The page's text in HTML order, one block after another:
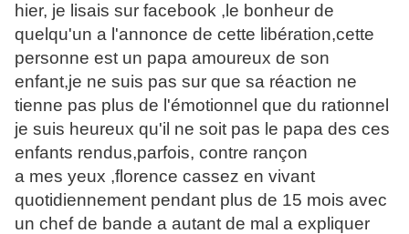
hier, je lisais sur facebook ,le bonheur de
quelqu'un a l'annonce de cette libération,cette
personne est un papa amoureux de son
enfant,je ne suis pas sur que sa réaction ne
tienne pas plus de l'émotionnel que du rationnel
je suis heureux qu'il ne soit pas le papa des ces
enfants rendus,parfois, contre rançon
a mes yeux ,florence cassez en vivant
quotidiennement pendant plus de 15 mois avec
un chef de bande a autant de mal a expliquer